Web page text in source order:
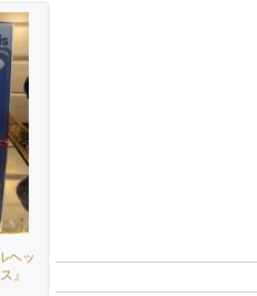
ヘッ
』